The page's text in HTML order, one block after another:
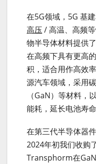
在5G领域，5G 基
高压 / 高温、高频
物半导体材料提供
在高频下具有更高
积，适合用作高效率
源汽车领域，采用
（GaN）等材料，
能耗，延长电池寿
在第三代半导体器
2024年初我们收购
Transphorm在